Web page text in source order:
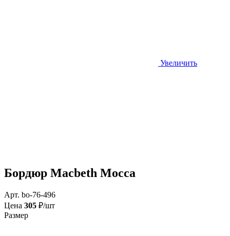
Увеличить
Бордюр Macbeth Mocca
Арт. bo-76-496
Цена 305 ₽/шт
Размер